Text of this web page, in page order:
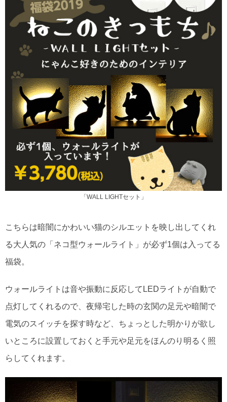
「WALL LIGHTセット」
こちらは暗闇にかわいい猫のシルエットを映し出してくれ
る大人気の「ネコ型ウォールライト」が必ず1個は入ってる
福袋。
ウォールライトは音や振動に反応してLEDライトが自動で
点灯してくれるので、夜帰宅した時の玄関の足元や暗闇で
電気のスイッチを探す時など、ちょっとした明かりが欲し
いところに設置しておくと手元や足元をほんのり明るく照
らしてくれます。